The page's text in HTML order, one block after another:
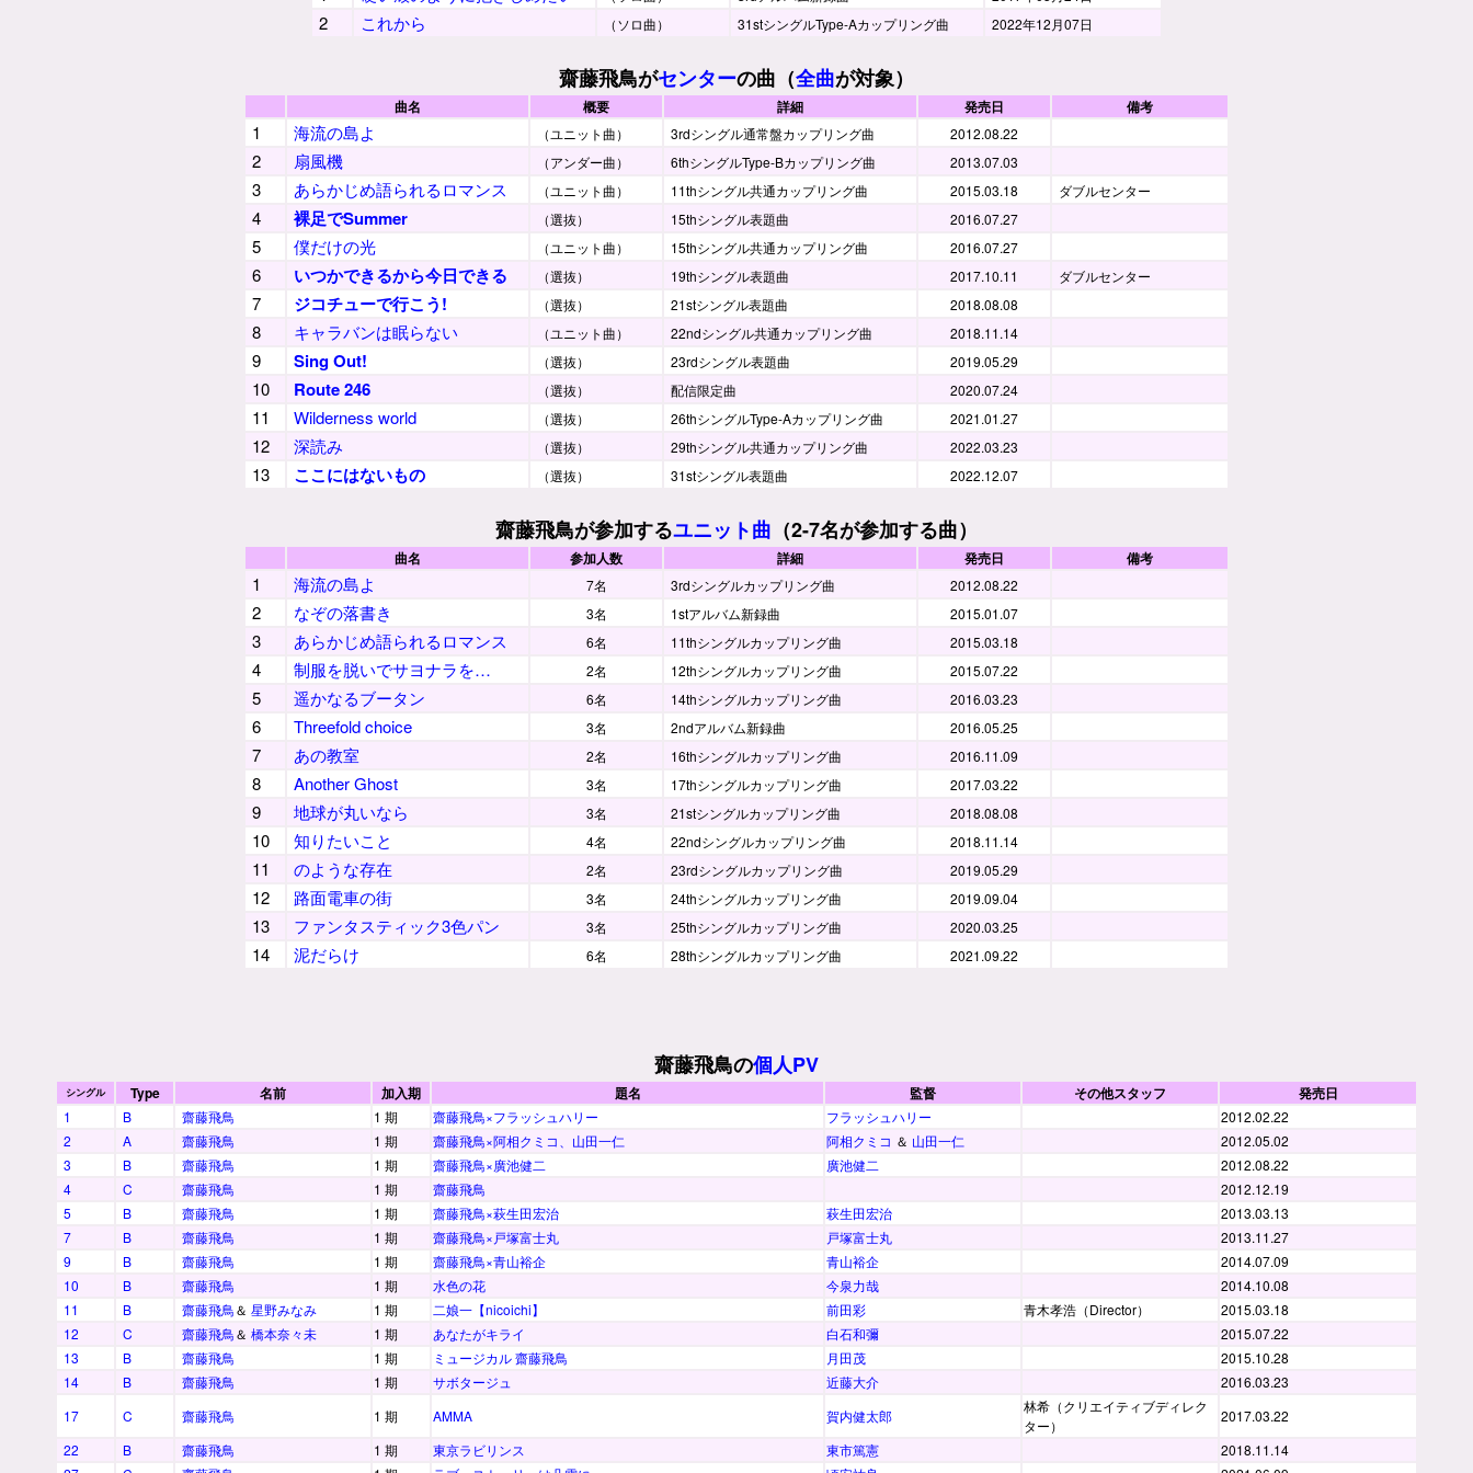
2 これから （ソロ曲） 31stシングルType-Aカップリング曲 2022年12月07日
齋藤飛鳥がセンターの曲（全曲が対象）
曲名 概要 詳細 発売日 備考
1 海流の島よ （ユニット曲） 3rdシングル通常盤カップリング曲 2012.08.22
2 扇風機 （アンダー曲） 6thシングルType-Bカップリング曲 2013.07.03
3 あらかじめ語られるロマンス （ユニット曲） 11thシングル共通カップリング曲 2015.03.18 ダブルセンター
4 裸足でSummer （選抜） 15thシングル表題曲 2016.07.27
5 僕だけの光 （ユニット曲） 15thシングル共通カップリング曲 2016.07.27
6 いつかできるから今日できる （選抜） 19thシングル表題曲 2017.10.11 ダブルセンター
7 ジコチューで行こう! （選抜） 21stシングル表題曲 2018.08.08
8 キャラバンは眠らない （ユニット曲） 22ndシングル共通カップリング曲 2018.11.14
9 Sing Out! （選抜） 23rdシングル表題曲 2019.05.29
10 Route 246 （選抜） 配信限定曲 2020.07.24
11 Wilderness world （選抜） 26thシングルType-Aカップリング曲 2021.01.27
12 深読み （選抜） 29thシングル共通カップリング曲 2022.03.23
13 ここにはないもの （選抜） 31stシングル表題曲 2022.12.07
齋藤飛鳥が参加するユニット曲 （2-7名が参加する曲）
曲名 参加人数 詳細 発売日 備考
1 海流の島よ 7名 3rdシングルカップリング曲 2012.08.22
2 なぞの落書き 3名 1stアルバム新録曲 2015.01.07
3 あらかじめ語られるロマンス 6名 11thシングルカップリング曲 2015.03.18
4 制服を脱いでサヨナラを… 2名 12thシングルカップリング曲 2015.07.22
5 遥かなるブータン 6名 14thシングルカップリング曲 2016.03.23
6 Threefold choice 3名 2ndアルバム新録曲 2016.05.25
7 あの教室 2名 16thシングルカップリング曲 2016.11.09
8 Another Ghost 3名 17thシングルカップリング曲 2017.03.22
9 地球が丸いなら 3名 21stシングルカップリング曲 2018.08.08
10 知りたいこと 4名 22ndシングルカップリング曲 2018.11.14
11 のような存在 2名 23rdシングルカップリング曲 2019.05.29
12 路面電車の街 3名 24thシングルカップリング曲 2019.09.04
13 ファンタスティック3色パン 3名 25thシングルカップリング曲 2020.03.25
14 泥だらけ 6名 28thシングルカップリング曲 2021.09.22
齋藤飛鳥の個人PV
シングル Type 名前 加入期 題名 監督 その他スタッフ 発売日
1 B 齋藤飛鳥 1 期 齋藤飛鳥×フラッシュハリー フラッシュハリー
2012.02.22
2
A 齋藤飛鳥 1 期 齋藤飛鳥×阿相クミコ、山田一仁 阿相クミコ ＆ 山田一仁
2012.05.02
3
B 齋藤飛鳥 1 期 齋藤飛鳥×廣池健二 廣池健二
2012.08.22
4
C 齋藤飛鳥 1 期 齋藤飛鳥
2012.12.19
5
B 齋藤飛鳥 1 期 齋藤飛鳥×萩生田宏治 萩生田宏治
2013.03.13
7
B 齋藤飛鳥 1 期 齋藤飛鳥×戸塚富士丸 戸塚富士丸
2013.11.27
9
B 齋藤飛鳥 1 期 齋藤飛鳥×青山裕企 青山裕企
2014.07.09
10
B 齋藤飛鳥 1 期 水色の花 今泉力哉
2014.10.08
11
B 齋藤飛鳥＆ 星野みなみ 1 期 二娘一【nicoichi】 前田彩 青木孝浩（Director）
2015.03.18
12
C 齋藤飛鳥＆ 橋本奈々未 1 期 あなたがキライ 白石和彌
2015.07.22
13
B 齋藤飛鳥 1 期 ミュージカル 齋藤飛鳥 月田茂
2015.10.28
14
B 齋藤飛鳥 1 期 サボタージュ 近藤大介
2016.03.23
17
C 齋藤飛鳥 1 期 AMMA 賀内健太郎
林希（クリエイティブディレク
ター）
2017.03.22
22
B 齋藤飛鳥 1 期 東京ラビリンス 東市篤憲
2018.11.14